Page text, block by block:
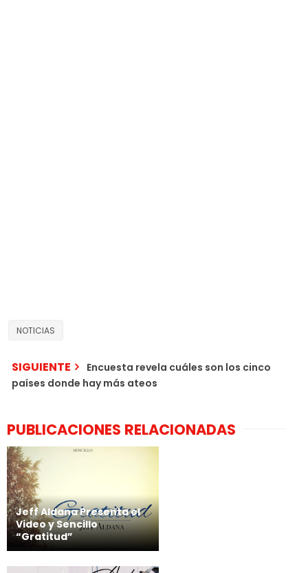
NOTICIAS
SIGUIENTE
Encuesta revela cuáles son los cinco
países donde hay más ateos
PUBLICACIONES RELACIONADAS
Jeff Aldana Presenta el
Video y Sencillo
“Gratitud”